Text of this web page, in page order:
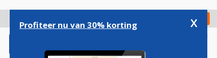
gaan
Check in
Profiteer nu van 30% korting x